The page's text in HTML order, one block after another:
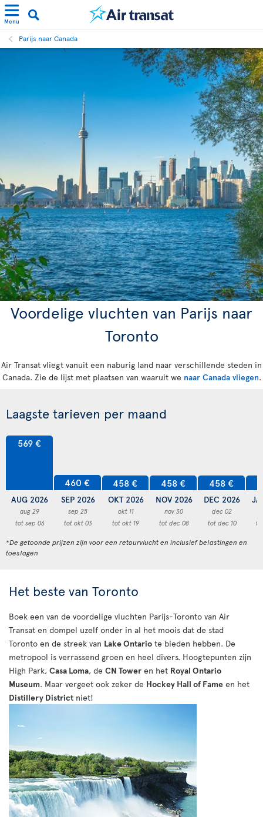
Menu
Parijs naar Canada
Voordelige vluchten van Parijs naar
Toronto
Air Transat vliegt vanuit een naburig land naar verschillende steden in
Canada. Zie de lijst met plaatsen van waaruit we naar Canada vliegen.
Laagste tarieven per maand
569 €
AUG 2026
aug 29
tot sep 06
460 €
SEP 2026
sep 25
tot okt 03
458 €
OKT 2026
okt 11
tot okt 19
458 €
NOV 2026
nov 30
tot dec 08
458 €
DEC 2026
dec 02
tot dec 10
*De getoonde prijzen zijn voor een retourvlucht en inclusief belastingen en
toeslagen
Het beste van Toronto
Boek een van de voordelige vluchten Parijs-Toronto van Air
Transat en dompel uzelf onder in al het moois dat de stad
Toronto en de streek van Lake Ontario te bieden hebben. De
metropool is verrassend groen en heel divers. Hoogtepunten zijn
High Park, Casa Loma, de CN Tower en het Royal Ontario
Museum. Maar vergeet ook zeker de Hockey Hall of Fame en het
Distillery District niet!